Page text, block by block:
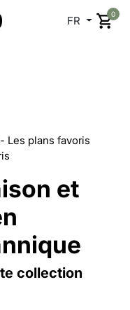
FR
0
Les plans favoris
et
collection